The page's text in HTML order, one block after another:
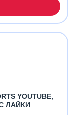
YOUTUBE,
ЛАЙКИ